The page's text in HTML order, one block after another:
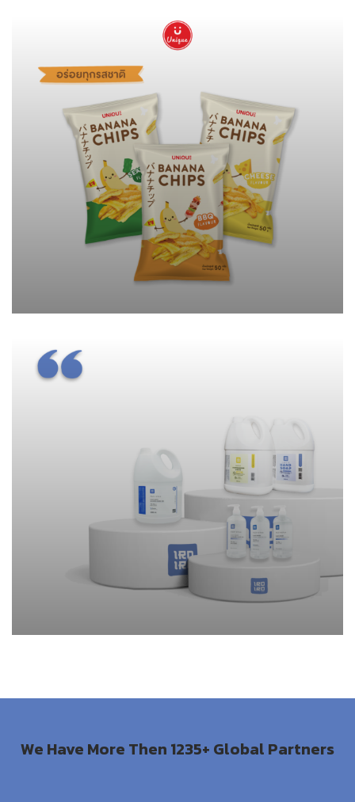
Milk & Meats Sea Fish
ผลิตภัณฑ์ทำความสะอาด IRO
Sea Fish Vegetables
We Have More Then 1235+ Global Partners